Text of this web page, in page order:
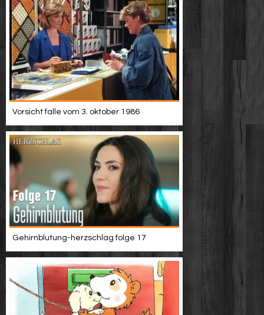
Vorsicht falle vom 3. oktober 1986
Gehirnblutung-herzschlag folge 17